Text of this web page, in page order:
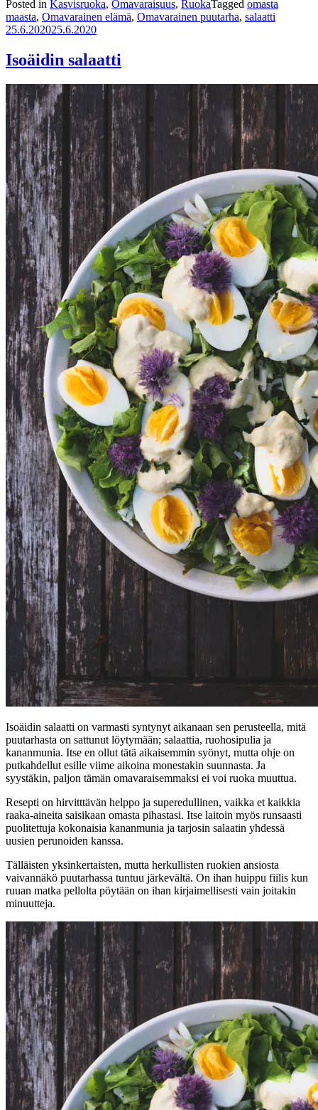
Posted in Kasvisruoka, Omavaraisuus, RuokaTagged omasta
maasta, Omavarainen elämä, Omavarainen puutarha, salaatti
25.6.202025.6.2020
Isoäidin salaatti
Isoäidin salaatti on varmasti syntynyt aikanaan sen perusteella, mitä
puutarhasta on sattunut löytymään; salaattia, ruohosipulia ja
kananmunia. Itse en ollut tätä aikaisemmin syönyt, mutta ohje on
putkahdellut esille viime aikoina monestakin suunnasta. Ja
syystäkin, paljon tämän omavaraisemmaksi ei voi ruoka muuttua.
Resepti on hirvitttävän helppo ja superedullinen, vaikka et kaikkia
raaka-aineita saisikaan omasta pihastasi. Itse laitoin myös runsaasti
puolitettuja kokonaisia kananmunia ja tarjosin salaatin yhdessä
uusien perunoiden kanssa.
Tälläisten yksinkertaisten, mutta herkullisten ruokien ansiosta
vaivannäkö puutarhassa tuntuu järkevältä. On ihan huippu fiilis kun
ruuan matka pellolta pöytään on ihan kirjaimellisesti vain joitakin
minuutteja.